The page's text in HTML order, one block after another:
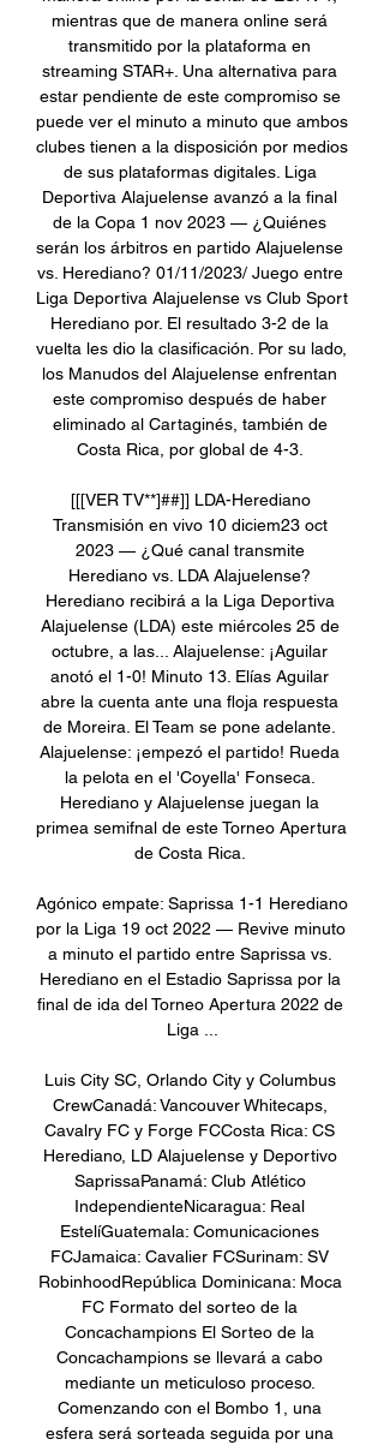
mientras que de manera online será
transmitido por la plataforma en
streaming STAR+. Una alternativa para
estar pendiente de este compromiso se
puede ver el minuto a minuto que ambos
clubes tienen a la disposición por medios
de sus plataformas digitales. Liga
Deportiva Alajuelense avanzó a la final
de la Copa 1 nov 2023 — ¿Quiénes
serán los árbitros en partido Alajuelense
vs. Herediano? 01/11/2023/ Juego entre
Liga Deportiva Alajuelense vs Club Sport
Herediano por. El resultado 3-2 de la
vuelta les dio la clasificación. Por su lado,
los Manudos del Alajuelense enfrentan
este compromiso después de haber
eliminado al Cartaginés, también de
Costa Rica, por global de 4-3.
[[[VER TV**]##]] LDA-Herediano
Transmisión en vivo 10 diciem23 oct
2023 — ¿Qué canal transmite
Herediano vs. LDA Alajuelense?
Herediano recibirá a la Liga Deportiva
Alajuelense (LDA) este miércoles 25 de
octubre, a las... Alajuelense: ¡Aguilar
anotó el 1-0! Minuto 13. Elías Aguilar
abre la cuenta ante una floja respuesta
de Moreira. El Team se pone adelante.
Alajuelense: ¡empezó el partido! Rueda
la pelota en el 'Coyella' Fonseca.
Herediano y Alajuelense juegan la
primea semifnal de este Torneo Apertura
de Costa Rica.
Agónico empate: Saprissa 1-1 Herediano
por la Liga 19 oct 2022 — Revive minuto
a minuto el partido entre Saprissa vs.
Herediano en el Estadio Saprissa por la
final de ida del Torneo Apertura 2022 de
Liga ...
Luis City SC, Orlando City y Columbus
CrewCanadá: Vancouver Whitecaps,
Cavalry FC y Forge FCCosta Rica: CS
Herediano, LD Alajuelense y Deportivo
SaprissaPanamá: Club Atlético
IndependienteNicaragua: Real
EstelíGuatemala: Comunicaciones
FCJamaica: Cavalier FCSurinam: SV
RobinhoodRepública Dominicana: Moca
FC Formato del sorteo de la
Concachampions El Sorteo de la
Concachampions se llevará a cabo
mediante un meticuloso proceso.
Comenzando con el Bombo 1, una
esfera será sorteada seguida por una